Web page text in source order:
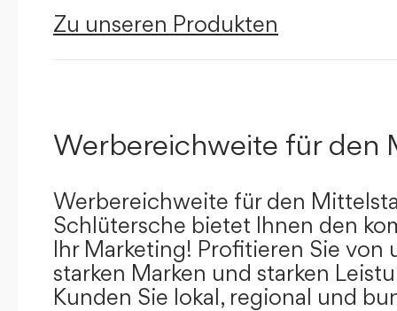
Zu unseren Produkten
Werbereichweite für den
Werbereichweite für den
Schlütersche bietet Ihnen den
Ihr Marketing! Profitieren Sie von
starken Marken und starken
Kunden Sie lokal, regional und